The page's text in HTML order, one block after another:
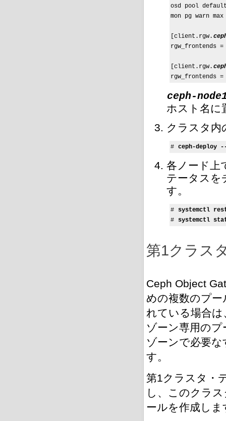
osd pool
mon pg warn
[client.rgw.
rgw_frontends
[client.rgw.
rgw_frontends
ceph-
ホスト名に
クラスタ内
# ceph-deploy
各 ノード上
テータスを
す。
# systemctl
# systemctl
第1クラス
Ceph Object
めの複数のプ
れている場合
ゾーン専用の
ゾーンで必要
す。
第1クラスタ・
し、このクラ
ールを作成しま